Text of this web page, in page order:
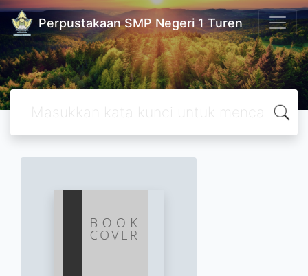
Perpustakaan SMP Negeri 1 Turen